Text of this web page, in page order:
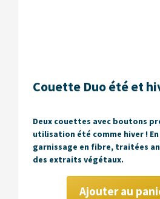
Couette Duo été et
Deux couettes avec boutons
utilisation été comme hiver !
garnissage en fibre, traitées
des extraits végétaux.
Ajouter au